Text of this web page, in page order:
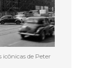
icônicas de Peter